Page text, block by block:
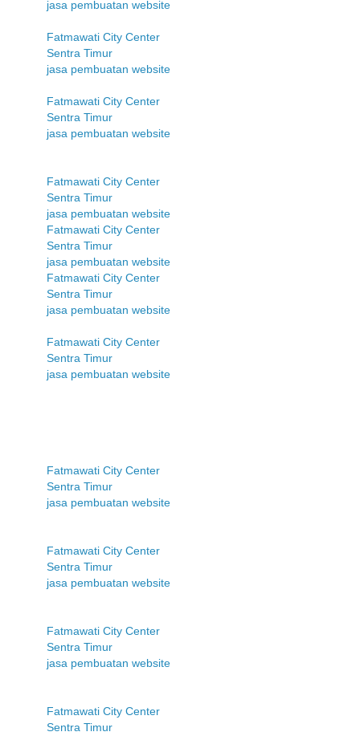
jasa pembuatan website
Fatmawati City Center
Sentra Timur
jasa pembuatan website
Fatmawati City Center
Sentra Timur
jasa pembuatan website
Fatmawati City Center
Sentra Timur
jasa pembuatan website
Fatmawati City Center
Sentra Timur
jasa pembuatan website
Fatmawati City Center
Sentra Timur
jasa pembuatan website
Fatmawati City Center
Sentra Timur
jasa pembuatan website
Fatmawati City Center
Sentra Timur
jasa pembuatan website
Fatmawati City Center
Sentra Timur
jasa pembuatan website
Fatmawati City Center
Sentra Timur
jasa pembuatan website
Fatmawati City Center
Sentra Timur